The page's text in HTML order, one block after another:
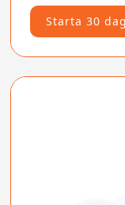
Starta 30